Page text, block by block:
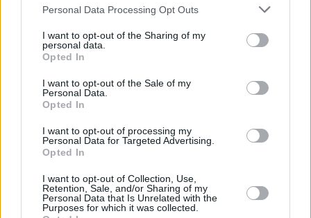
Please note that this website/app uses one or more Google
not limited to your visit or usage behaviour. You may click to
grant or deny consent to Google and its third-party tags to
use your data for below specified purposes in below Google
consent section.
Personal Data Processing Opt Outs
I want to opt-out of the Sharing of my
personal data.
Opted In
I want to opt-out of the Sale of my
Personal Data.
Opted In
I want to opt-out of processing my
Personal Data for Targeted Advertising.
Opted In
I want to opt-out of Collection, Use,
Retention, Sale, and/or Sharing of my
Personal Data that Is Unrelated with the
Purposes for which it was collected.